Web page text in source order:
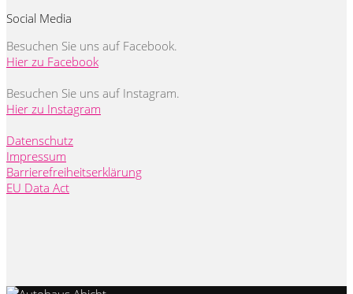
Social Media
Besuchen Sie uns auf Facebook.
Hier zu Facebook
Besuchen Sie uns auf Instagram.
Hier zu Instagram
Datenschutz
Impressum
Barrierefreiheitserklärung
EU Data Act